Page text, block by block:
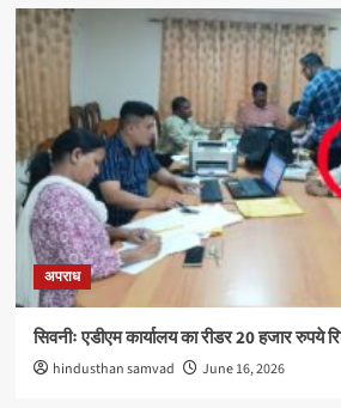
अपराध
सिवनीः एडीएम कार्यालय का रीडर 20 हजार रुपये
hindusthan samvad June 16, 2026